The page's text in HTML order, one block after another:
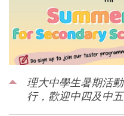
理大中學生暑期活
行，歡迎中四及中五